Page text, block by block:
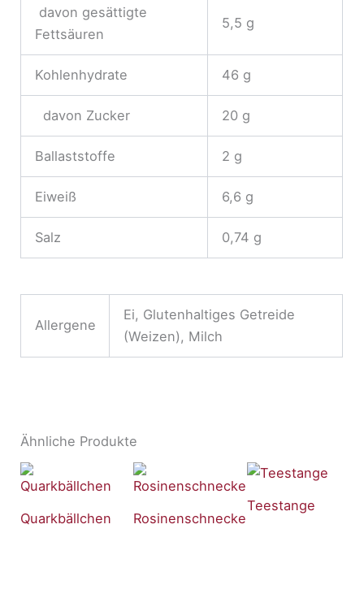
davon gesättigte
Fettsäuren
5,5 g
Kohlenhydrate 46 g
davon Zucker 20 g
Ballaststoffe 2 g
Eiweiß 6,6 g
Salz 0,74 g
Allergene
Ei, Glutenhaltiges Getreide
(Weizen), Milch
Ähnliche Produkte
Quarkbällchen Rosinenschnecke
Teestange